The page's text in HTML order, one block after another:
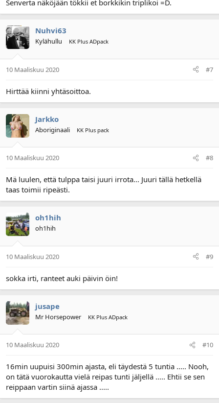
Senverta näköjään tökkii et borkkikin triplikoi =D.
Nuhvi63
Kylähullu KK Plus ADpack
10 Maaliskuu 2020 #7
Hirttää kiinni yhtäsoittoa.
Jarkko
Aboriginaali KK Plus pack
10 Maaliskuu 2020 #8
Mä luulen, että tulppa taisi juuri irrota... Juuri tällä hetkellä
taas toimii ripeästi.
oh1hih
oh1hih
10 Maaliskuu 2020 #9
sokka irti, ranteet auki päivin öin!
jusape
Mr Horsepower KK Plus ADpack
10 Maaliskuu 2020 #10
16min uupuisi 300min ajasta, eli täydestä 5 tuntia ..... Nooh,
on tätä vuorokautta vielä reipas tunti jäljellä ..... Ehtii se sen
reippaan vartin siinä ajassa .....